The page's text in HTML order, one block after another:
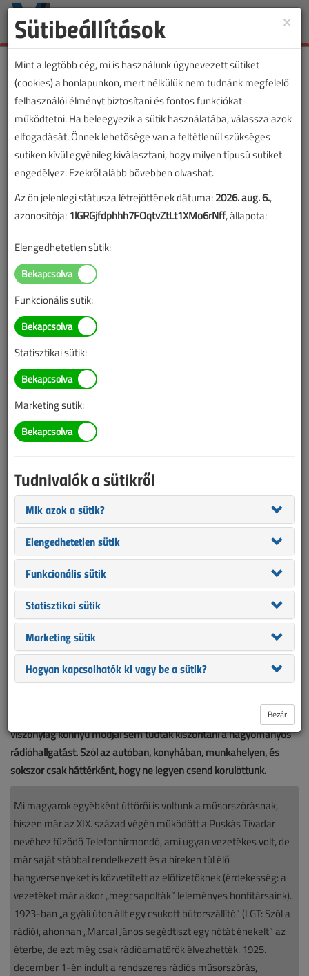
Toggle
Lapszám:
Vezérléstechnika
Rádió a kapcsoló helyén
2017/3. lapszám|
Figylem! Ez a cikk 9 éve frissült utoljára. A benne szereplő
információk mára aktualitásukat veszíthették, valamint a tartalom
helyenként hiányos lehet (képek, táblázatok stb.).
A rádióhallgatás, mondhatni, „ősidők” óta része a mindennapi
életünknek. A multimédiás tartalmak bősége és a hozzáférés
viszonylag könnyű módjai sem tudták kiszorítani a hagyományos
rádióhallgatást. Szól az autóban, konyhában, munkahelyen, és
sokszor csak háttérként, hogy ne legyen csend körülöttünk.
Mi magyarok egyébként úttörői is voltunk a műsorszórásnak,
hiszen már az XIX. század végén működött a Puskás Tivadar
nevéhez fűződő Telefonhírmondó, ami ugyan vezetékes volt, de
már saját stábbal rendelkezett és a híreken túl élő
hangversenyeket is közvetített az előfizetőknek (érdekesség: a
vezetéket már akkor „megcsapolták” leleményes honfitársaink).
1923-ban „a gyáli úton állt egy csukott bútorszállító” (LGT: Szól a
rádió), ahonnan „Marcal János segédtiszt egy nótát énekelt” az
éterbe, de ezt még csak rádióamatőrök élvezhették. 1925.
december 1-én indult a rendszeres rádiós műsorszórás,
×
Sütibeállítások
Mint a legtöbb cég, mi is használunk úgynevezett sütiket
(cookies) a honlapunkon, mert nélkülük nem tudnánk megfelelő
felhasználói élményt biztosítani és fontos funkciókat
működtetni. Ha beleegyezik a sütik használatába, válassza azok
elfogadását. Önnek lehetősége van a feltétlenül szükséges
sütiken kívül egyénileg kiválasztani, hogy milyen típusú sütiket
engedélyez. Ezekről alább bővebben olvashat.
Az ön jelenlegi státusza létrejöttének dátuma:2026. aug. 6.,
azonosítója:1lGRGjfdphhh7FOqtvZtLt1XMo6rNff, állapota:
Elengedhetetlen sütik:
Funkcionális sütik:
Statisztikai sütik:
Marketing sütik:
Tudnivalók a sütikről
Mik azok a sütik?
Elengedhetetlen sütik
Funkcionális sütik
Statisztikai sütik
Marketing sütik
Hogyan kapcsolhatók ki vagy be a sütik?
Bezár